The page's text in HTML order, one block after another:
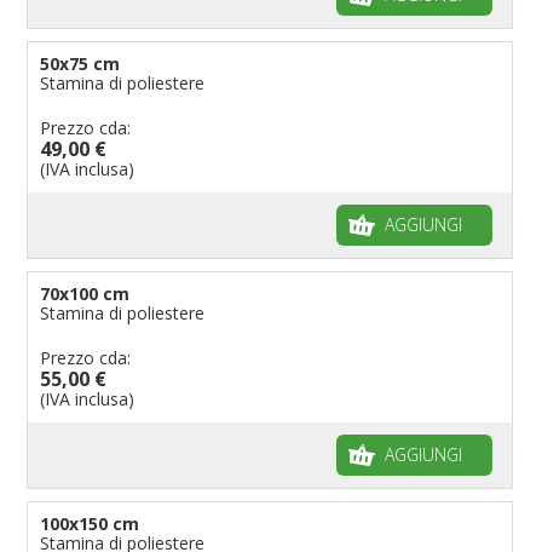
50x75 cm
Stamina di poliestere
Prezzo cda:
49,00 €
(IVA inclusa)
AGGIUNGI
70x100 cm
Stamina di poliestere
Prezzo cda:
55,00 €
(IVA inclusa)
AGGIUNGI
100x150 cm
Stamina di poliestere